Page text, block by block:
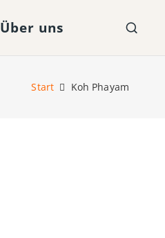
Über uns
Start Koh Phayam